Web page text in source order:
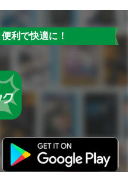
利で快適に！